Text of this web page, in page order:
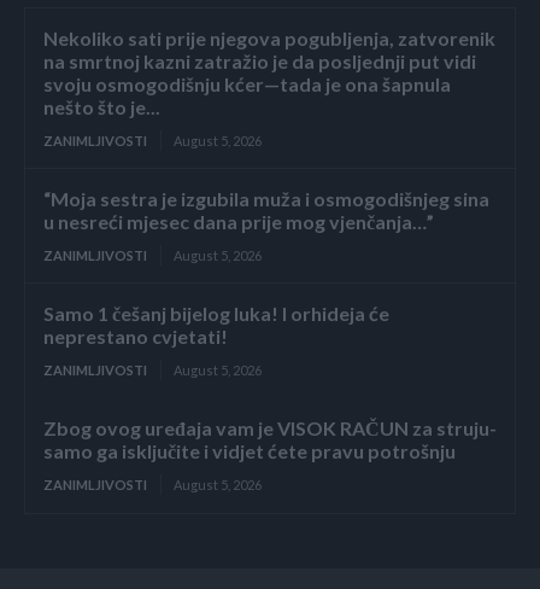
Nekoliko sati prije njegova pogubljenja, zatvorenik
na smrtnoj kazni zatražio je da posljednji put vidi
svoju osmogodišnju kćer—tada je ona šapnula
nešto što je...
ZANIMLJIVOSTI August 5, 2026
“Moja sestra je izgubila muža i osmogodišnjeg sina
u nesreći mjesec dana prije mog vjenčanja…”
ZANIMLJIVOSTI August 5, 2026
Samo 1 češanj bijelog luka! I orhideja će
neprestano cvjetati!
ZANIMLJIVOSTI August 5, 2026
Zbog ovog uređaja vam je VISOK RAČUN za struju-
samo ga isključite i vidjet ćete pravu potrošnju
ZANIMLJIVOSTI August 5, 2026